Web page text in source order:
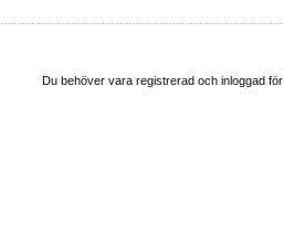
Du behöver vara registrerad och inloggad